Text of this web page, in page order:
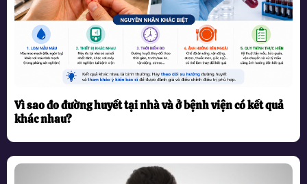
Vì sao đo đường huyết tại nhà và ở bệnh viện có kết quả
khác nhau?